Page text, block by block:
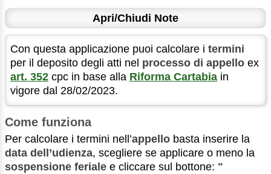
Apri/Chiudi Note
Con questa applicazione puoi calcolare i termini
per il deposito degli atti nel processo di appello ex
art. 352 cpc in base alla Riforma Cartabia in
vigore dal 28/02/2023.
Come funziona
Per calcolare i termini nell’appello basta inserire la
data dell’udienza, scegliere se applicare o meno la
sospensione feriale e cliccare sul bottone: "